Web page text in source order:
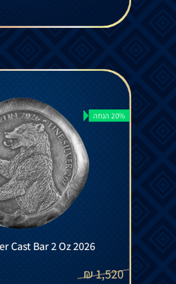
20% הנחה
Cast Bar 2 Oz 2026
1,520
₪